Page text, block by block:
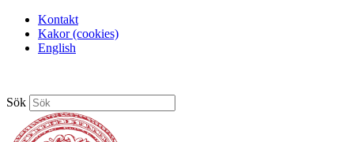
Kontakt
Kakor (cookies)
English
Sök